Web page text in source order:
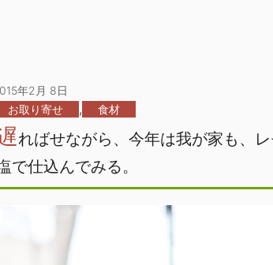
年2月 8日
お取り寄せ
, 食材
ればせながら、今年は我が家も、
で仕込んでみる。